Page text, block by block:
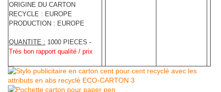
ORIGINE DU CARTON
RECYCLE : EUROPE
PRODUCTION : EUROPE
QUANTITE : 1000 PIECES -
Très bon rapport qualité / prix